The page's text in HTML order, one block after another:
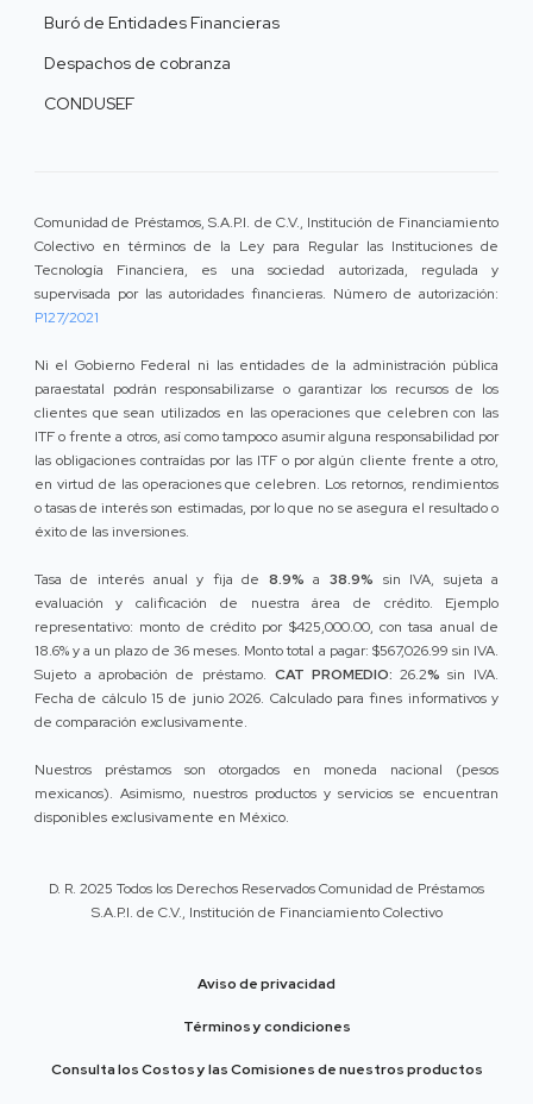
Buró de Entidades Financieras
Despachos de cobranza
CONDUSEF
Comunidad de Préstamos, S.A.P.I. de C.V., Institución de Financiamiento
Colectivo en términos de la Ley para Regular las Instituciones de
Tecnología Financiera, es una sociedad autorizada, regulada y
supervisada por las autoridades financieras. Número de autorización:
P127/2021
Ni el Gobierno Federal ni las entidades de la administración pública
paraestatal podrán responsabilizarse o garantizar los recursos de los
clientes que sean utilizados en las operaciones que celebren con las
ITF o frente a otros, así como tampoco asumir alguna responsabilidad por
las obligaciones contraídas por las ITF o por algún cliente frente a otro,
en virtud de las operaciones que celebren. Los retornos, rendimientos
o tasas de interés son estimadas, por lo que no se asegura el resultado o
éxito de las inversiones.
Tasa de interés anual y fija de 8.9% a 38.9% sin IVA, sujeta a
evaluación y calificación de nuestra área de crédito. Ejemplo
representativo: monto de crédito por $425,000.00, con tasa anual de
18.6% y a un plazo de 36 meses. Monto total a pagar: $567,026.99 sin IVA.
Sujeto a aprobación de préstamo. CAT PROMEDIO: 26.2% sin IVA.
Fecha de cálculo 15 de junio 2026. Calculado para fines informativos y
de comparación exclusivamente.
Nuestros préstamos son otorgados en moneda nacional (pesos
mexicanos). Asimismo, nuestros productos y servicios se encuentran
disponibles exclusivamente en México.
D. R. 2025 Todos los Derechos Reservados Comunidad de Préstamos
S.A.P.I. de C.V., Institución de Financiamiento Colectivo
Aviso de privacidad
Términos y condiciones
Consulta los Costos y las Comisiones de nuestros productos